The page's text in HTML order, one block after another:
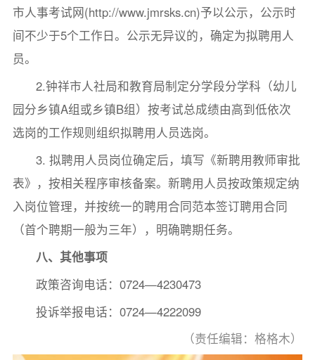
市人事考试网(http://www.jmrsks.cn)予以公示，公示时
间不少于5个工作日。公示无异议的，确定为拟聘用人
员。
2.钟祥市人社局和教育局制定分学段分学科（幼儿
园分乡镇A组或乡镇B组）按考试总成绩由高到低依次
选岗的工作规则组织拟聘用人员选岗。
3. 拟聘用人员岗位确定后，填写《新聘用教师审批
表》，按相关程序审核备案。新聘用人员按政策规定纳
入岗位管理，并按统一的聘用合同范本签订聘用合同
（首个聘期一般为三年），明确聘期任务。
八、其他事项
政策咨询电话：0724—4230473
投诉举报电话：0724—4222099
（责任编辑：格格木）